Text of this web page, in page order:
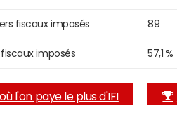
fiscaux imposés 89
imposés 57,1 %
l'on paye le plus d'IFI